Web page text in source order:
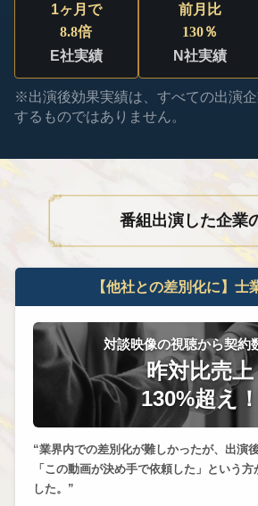
1ヶ月で
8.8倍
E社実績
前月比
130％
N社実績
※出演後効果実績は、すべての出演
するものではありません。
番組出演した企業
【他社との差別化に】士
対談映像の視聴から契約
昨対比売上
130%超え！
業界内での差別化が難しかったが、出演
「この動画が決め手で依頼した」という
した。